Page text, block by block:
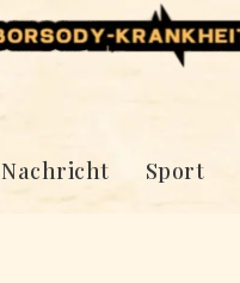
Nachricht Sport